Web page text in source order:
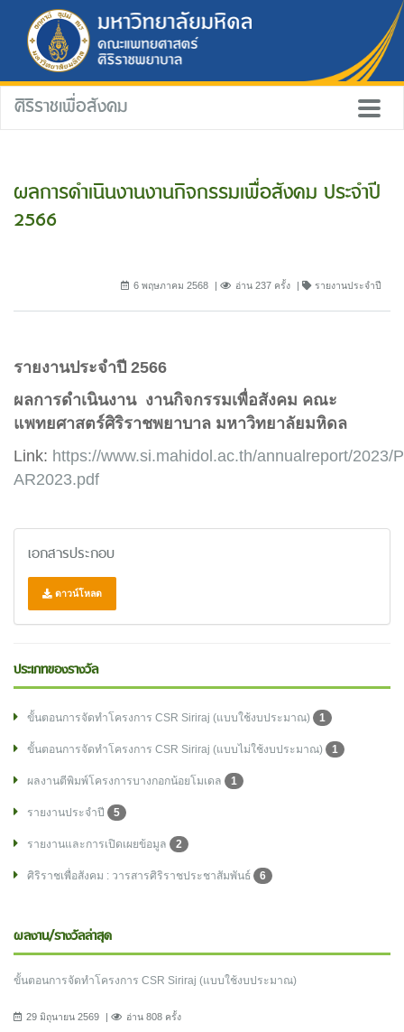
ศิริราชเพื่อสังคม
ผลการดำเนินงานงานกิจกรรมเพื่อสังคม ประจำปี
2566
6 พฤษภาคม 2568 อ่าน 237 ครั้ง รายงานประจำปี
รายงานประจำปี 2566
ผลการดำเนินงานงานกิจกรรมเพื่อสังคม คณะ
แพทยศาสตร์ศิริราชพยาบาล มหาวิทยาลัยมหิดล
Link: https://www.si.mahidol.ac.th/annualreport/2023/
AR2023.pdf
เอกสารประกอบ
ดาวน์โหลด
ประเภทของรางวัล
ขั้นตอนการจัดทำโครงการ CSR Siriraj (แบบใช้งบประมาณ) 1
ขั้นตอนการจัดทำโครงการ CSR Siriraj (แบบไม่ใช้งบประมาณ) 1
ผลงานตีพิมพ์โครงการบางกอกน้อยโมเดล 1
รายงานประจำปี 5
รายงานและการเปิดเผยข้อมูล 2
ศิริราชเพื่อสังคม : วารสารศิริราชประชาสัมพันธ์ 6
ผลงาน/รางวัลล่าสุด
ขั้นตอนการจัดทำโครงการ CSR Siriraj (แบบใช้งบประมาณ)
29 มิถุนายน 2569 อ่าน 808 ครั้ง